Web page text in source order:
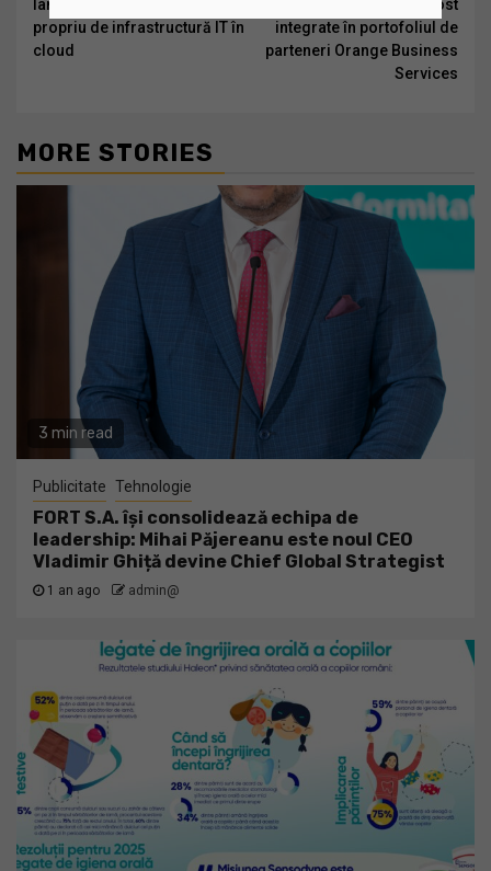
lansează primul serviciu
propriu de infrastructură IT în
cloud
Orange Fab și au fost
integrate în portofoliul de
parteneri Orange Business
Services
MORE STORIES
3 min read
Publicitate Tehnologie
FORT S.A. își consolidează echipa de
leadership: Mihai Păjereanu este noul CEO
Vladimir Ghiță devine Chief Global Strategist
1 an ago admin@